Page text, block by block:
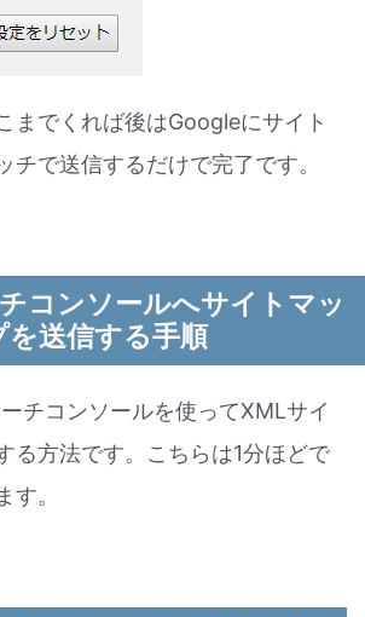
までくれば後はGoogleにサイト
チで送信するだけで完了です。
コンソールへサイトマッ
を送信する手順
チコンソールを使ってXMLサイ
る方法です。こちらは1分ほどで
す。